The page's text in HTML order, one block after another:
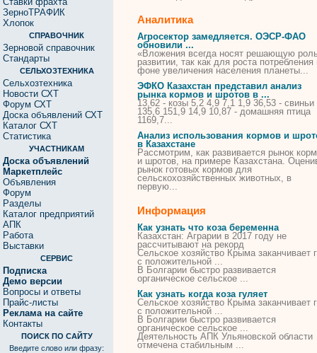
ЗерноТРАФИК
Хлопок
СПРАВОЧНИК
Зерновой справочник
Стандарты
СЕЛЬХОЗТЕХНИКА
Сельхозтехника
Новости СХТ
Форум СХТ
Доска объявлений СХТ
Каталог СХТ
Статистика
УЧАСТНИКАМ
Доска объявлений
Маркетплейс
Объявления
Форум
Разделы
Каталог предприятий
АПК
Работа
Выставки
СЕРВИС
Подписка
Демо версии
Вопросы и ответы
Прайс-листы
Реклама на сайте
Контакты
ПОИСК ПО САЙТУ
Введите слово или фразу:
Аналитика
Агросектор замедляется. ОЭСР-ФАО
обновили ...
«Вложения всегда носят решающую
развитии, так какдля роста потребления
фоне увеличения населения планеты...
ЭФКО Казахстан представил анализ
рынка кормов и шротов в ...
13,62 - козы 5,2 4,9 7,1 1,9 36,53 - свиньи
135,6 151,9 14,9 10,87 - домашняя птица
1169,7...
Анализ использования кормов и
в Казахстане
Рассмотрим, как развивается рынок
и шротов, на примере Казахстана.
рынок готовых кормов для
сельскохозяйственных животных, в
первую...
Информация
Как узнать что коза беременна
Казахстан: Аграрии в 2017 году не
рассчитывают на рекорд
Сельское хозяйство Крыма заканчивает
с положительной ...
В Болгарии быстро развивается
органическое сельское ...
Как узнать когда коза гуляет
Сельское хозяйство Крыма заканчивает
с положительной ...
В Болгарии быстро развивается
органическое сельское ...
Деятельность АПК Ульяновской области
отмечена стабильным ...